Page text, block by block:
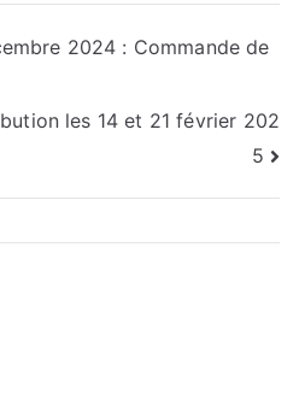
2024 : Commande de
les 14 et 21 février 202
5